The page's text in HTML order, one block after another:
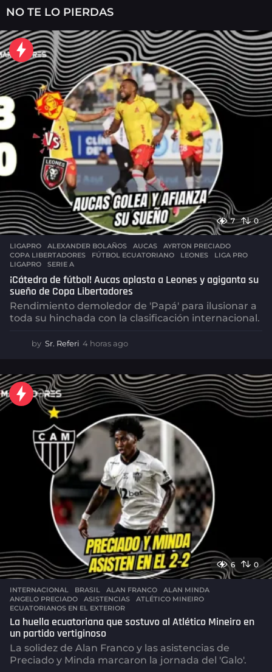
s
a
g
o
NO TE LO PIERDAS
7 0
LIGAPRO ALEXANDER BOLAÑOS ,AUCAS ,AYRTON PRECIADO
COPA LIBERTADORES
,FÚTBOL ECUATORIANO ,LEONES ,LIGA PRO
LIGAPRO
,SERIE A
¡Cátedra de fútbol! Aucas aplasta a Leones y agiganta su
sueño de Copa Libertadores
Rendimiento demoledor de 'Papá' para ilusionar a
toda su hinchada con la clasificación internacional.
by Sr. Referi 4 horas ago
r
a
s
a
o
6 0
INTERNACIONAL ,BRASIL ALAN FRANCO ,ALAN MINDA
ANGELO PRECIADO
,ASISTENCIAS ,ATLÉTICO MINEIRO
ECUATORIANOS EN EL EXTERIOR
La huella ecuatoriana que sostuvo al Atlético Mineiro en
un partido vertiginoso
La solidez de Alan Franco y las asistencias de
Preciado y Minda marcaron la jornada del 'Galo'.